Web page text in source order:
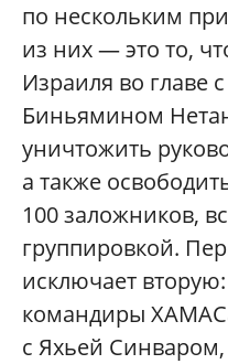
по нескольким
из них — это то,
Израиля во главе
Биньямином
уничтожить
а также
100 заложников,
группировкой.
исключает
командиры
с Яхьей Синваром,